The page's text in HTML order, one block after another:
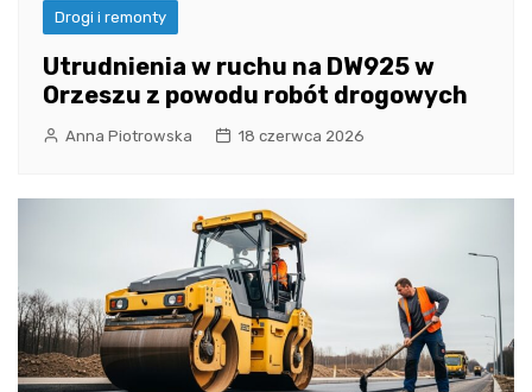
Drogi i remonty
Utrudnienia w ruchu na DW925 w
Orzeszu z powodu robót drogowych
Anna Piotrowska 18 czerwca 2026